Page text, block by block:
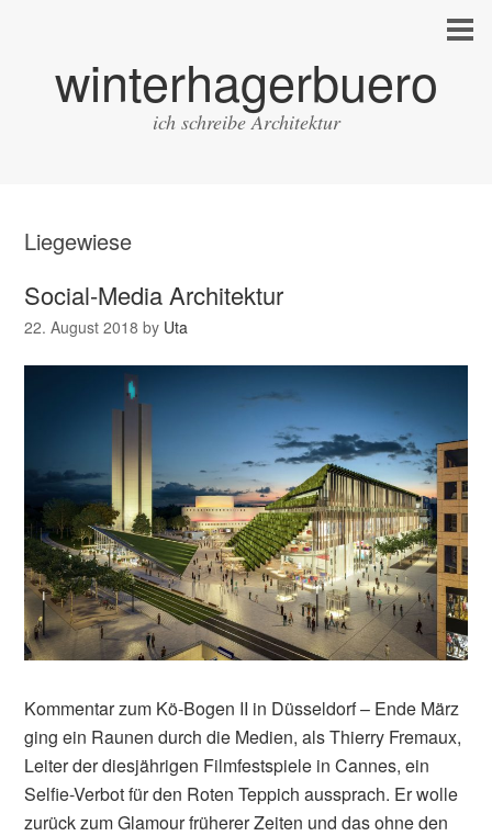
winterhagerbuero
ich schreibe Architektur
Liegewiese
Social-Media Architektur
22. August 2018 by Uta
Kommentar zum Kö-Bogen II in Düsseldorf – Ende März
ging ein Raunen durch die Medien, als Thierry Fremaux,
Leiter der diesjährigen Filmfestspiele in Cannes, ein
Selfie-Verbot für den Roten Teppich aussprach. Er wolle
zurück zum Glamour früherer Zeiten und das ohne den